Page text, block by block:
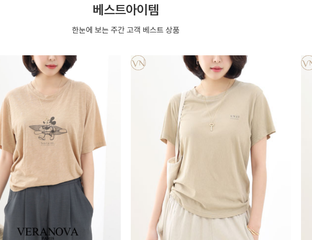
베스트아이템
한눈에 보는 주간 고객 베스트 상품